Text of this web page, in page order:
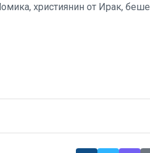
християнин от Ирак, беше